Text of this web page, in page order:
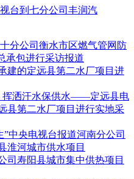
台到七分公司丰润汽
分公司衡水市区燃气管网防
承包进行采访报道
建的定远县第二水厂项目进
挥洒汗水保供水——定远县电
县第二水厂项目进行实地采
中央电视台报道河南分公司
淮河城市供水项目
司寿阳县城市集中供热项目